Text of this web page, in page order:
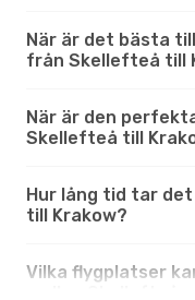
När är det bästa
från Skellefteå till
När är den
Skellefteå till
Hur lång tid tar
till Krakow?
Vilka flygplatser